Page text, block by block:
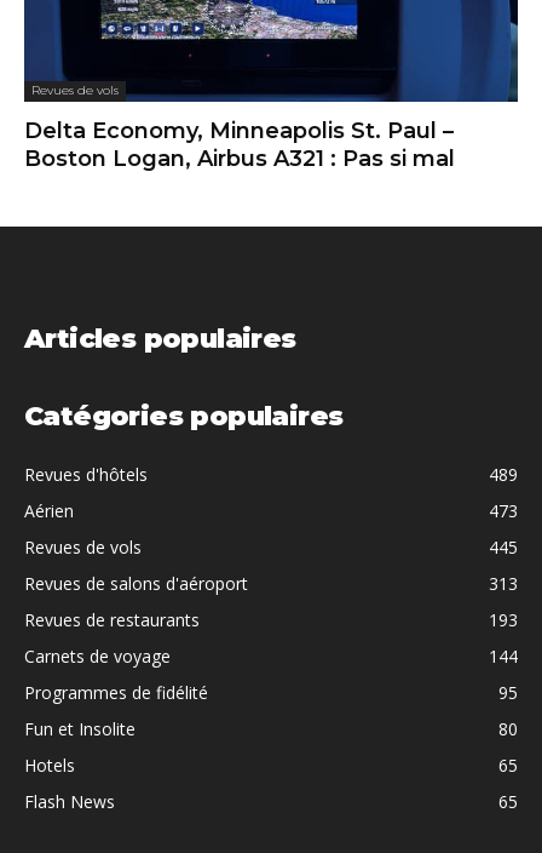
Revues de vols
Delta Economy, Minneapolis St. Paul –
Boston Logan, Airbus A321 : Pas si mal
Articles populaires
Catégories populaires
Revues d'hôtels
489
Aérien
473
Revues de vols
445
Revues de salons d'aéroport
313
Revues de restaurants
193
Carnets de voyage
144
Programmes de fidélité
95
Fun et Insolite
80
Hotels
65
Flash News
65